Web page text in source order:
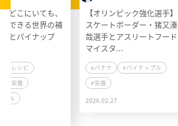
どこにいても、
できる世界の補
とパイナップ
#レシピ
#栄養
プル
【オリンピック強化選手】
スケートボーダー・猪又湊
哉選手とアスリートフード
マイスタ...
#バナナ
#パイナップル
#栄養
2026.02.27